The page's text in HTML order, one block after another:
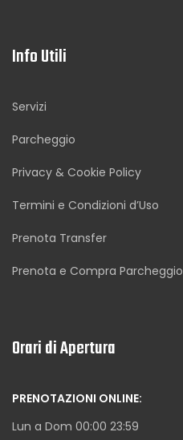
Info Utili
Servizi
Parcheggio
Privacy & Cookie Policy
Termini e Condizioni d’Uso
Prenota Transfer
Prenota e Compra Parcheggio
Orari di Apertura
PRENOTAZIONI ONLINE:
Lun a Dom 00:00 23:59